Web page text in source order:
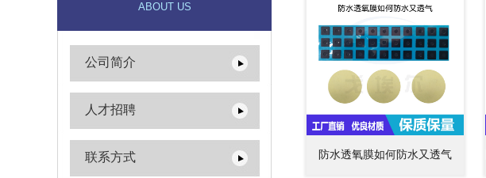
ABOUT US
公司简介
人才招聘
联系方式 防水透氧膜如何防水又透气